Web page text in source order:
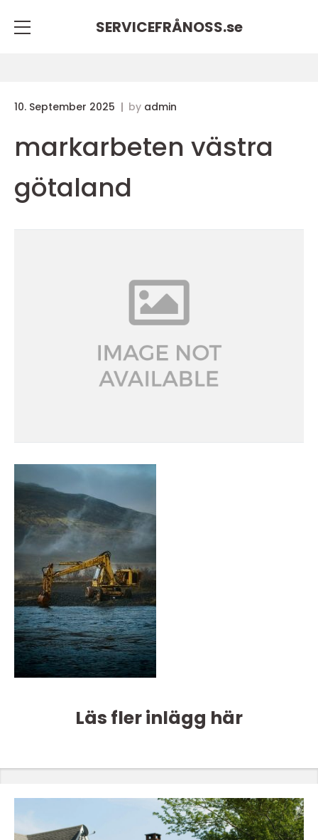
SERVICEFRÅNOSS.se
10. September 2025 by admin
markarbeten västra
götaland
Läs fler inlägg här